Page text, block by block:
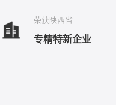
荣获陕西省
专精特新企业